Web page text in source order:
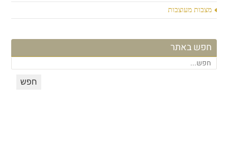
מצבות מעוצבות
חפש באתר